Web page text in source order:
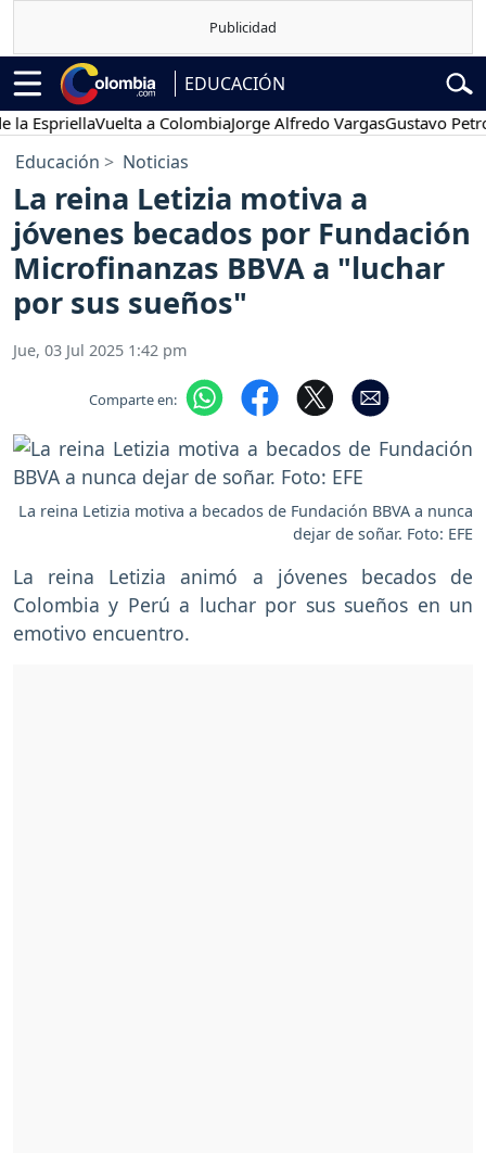
EDUCACIÓN
Vuelta a ColombiaJorge Alfredo VargasGustavo Petro
Educación Noticias
La reina Letizia motiva a
jóvenes becados por Fundación
Microfinanzas BBVA a "luchar
por sus sueños"
Jue, 03 Jul 2025 1:42 pm
Comparte en:
La reina Letizia motiva a becados de Fundación BBVA a nunca
dejar de soñar. Foto: EFE
La reina Letizia animó a jóvenes becados de
Colombia y Perú a luchar por sus sueños en un
emotivo encuentro.